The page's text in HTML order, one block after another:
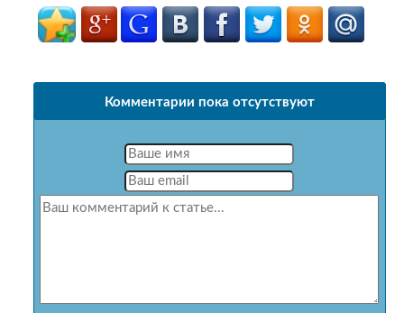
Комментарии пока отсутствуют